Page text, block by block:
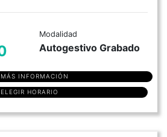
Modalidad
Autogestivo Grabado
MÁS INFORMACIÓN
ELEGIR HORARIO